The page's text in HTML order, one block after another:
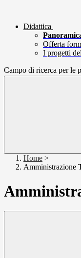
Didattica
Offerta
I progetti
Campo di ricerca per le
Home >
Amministrazione